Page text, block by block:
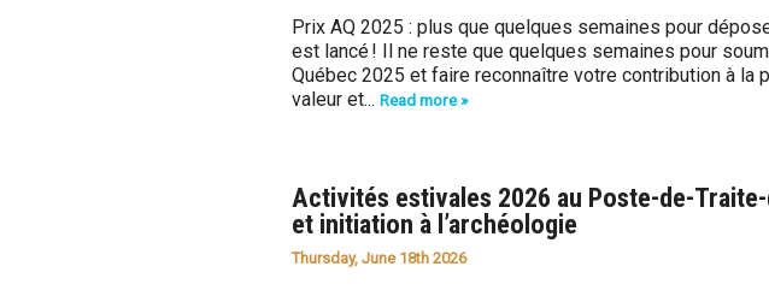
Prix AQ 2025 : plus que quelques semaines pour
est lancé ! Il ne reste que quelques semaines pour
Québec 2025 et faire reconnaître votre contribution à la
valeur et... Read more »
Activités estivales 2026 au Poste-de-
et initiation à l’archéologie
Thursday, June 18th 2026